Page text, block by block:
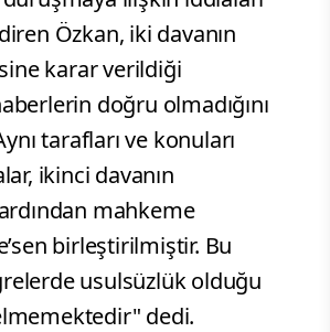
Özkan, iki davanın
karar verildiği
doğru olmadığını
tarafları ve konuları
ikinci davanın
ardından mahkeme
birleştirilmiştir. Bu
usulsüzlük olduğu
dedi.